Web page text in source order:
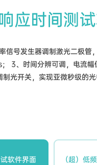
应时间测
信号发生器调制激光二极
3、时间分辨可调，电流
制光开关，实现亚微秒级的光
软件界面 （超）低